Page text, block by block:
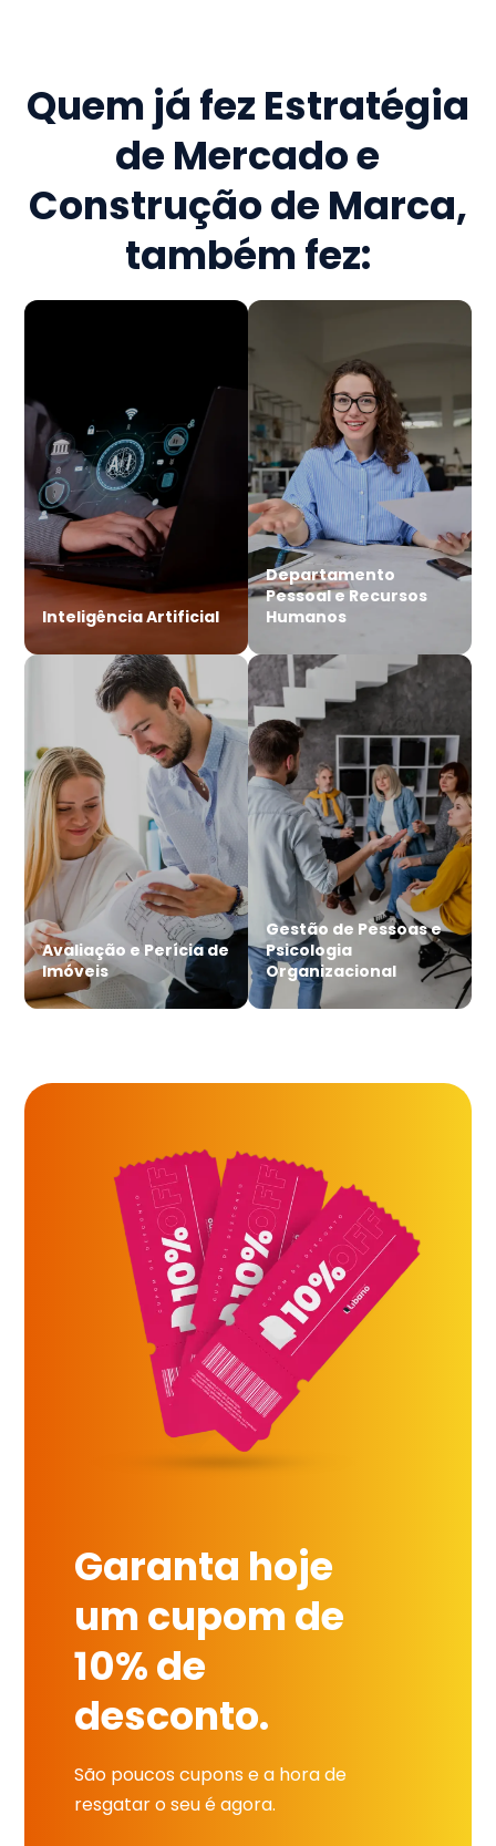
Quem já fez Estratégia
de Mercado e
Construção de Marca,
também fez:
Inteligência Artificial
Departamento
Pessoal e Recursos
Humanos
Avaliação e Perícia de
Imóveis
Gestão de Pessoas e
Psicologia
Organizacional
Garanta hoje
um cupom de
10% de
desconto.
São poucos cupons e a hora de
resgatar o seu é agora.